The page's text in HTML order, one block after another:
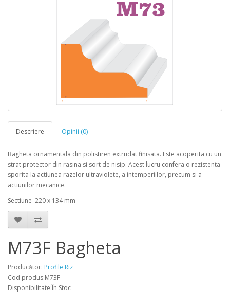
Descriere Opinii (0)
Bagheta ornamentala din polistiren extrudat finisata. Este acoperita cu un
strat protector din rasina si sort de nisip. Acest lucru confera o rezistenta
sporita la actiunea razelor ultraviolete, a intemperiilor, precum si a
actiunilor mecanice.
Sectiune 220 x 134 mm
M73F Bagheta
Producător: Profile Riz
Cod produs:M73F
Disponibilitate:În Stoc